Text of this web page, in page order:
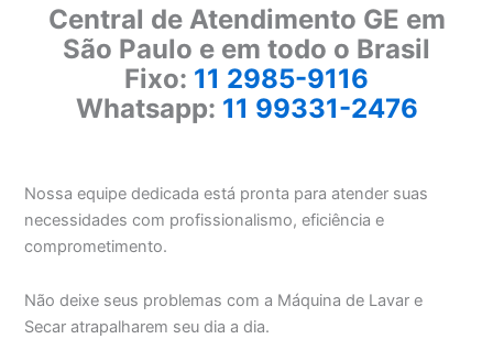
Central de Atendimento GE em
São Paulo e em todo o Brasil
Fixo: 11 2985-9116
Whatsapp: 11 99331-2476
Nossa equipe dedicada está pronta para atender suas
necessidades com profissionalismo, eficiência e
comprometimento.
Não deixe seus problemas com a Máquina de Lavar e
Secar atrapalharem seu dia a dia.